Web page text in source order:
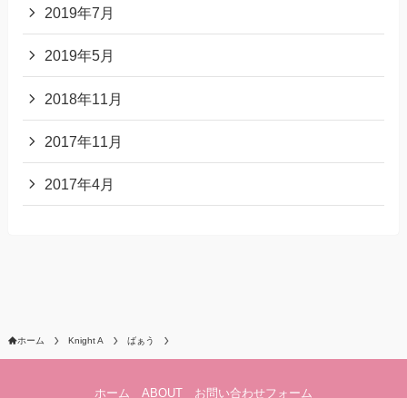
2019年7月
2019年5月
2018年11月
2017年11月
2017年4月
ホーム Knight A ばぁう
ホーム ABOUT お問い合わせフォーム